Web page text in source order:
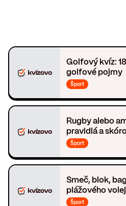
Golfový kvíz:
golfové pojmy
Šport
Rugby alebo
pravidlá a
Šport
Smeč, blok,
plážového
Šport